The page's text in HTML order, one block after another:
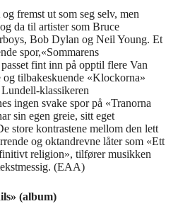
fremst ut som seg selv, men
da til artister som Bruce
Bob Dylan og Neil Young. Et
spor,«Sommarens
fint inn på opptil flere Van
tilbakeskuende «Klockorna»
klassikeren
ingen svake spor på «Tranorna
sin egen greie, sitt eget
store kontrastene mellom den lett
og oktandrevne låter som «Ett
religion», tilfører musikken
(EAA)
(album)